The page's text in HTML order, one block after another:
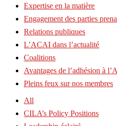
Expertise en la matière
Engagement des parties
Relations publiques
L’ACAI dans l’actualité
Coalitions
Avantages de l’adhésion à
Pleins feux sur nos membres
All
CILA’s Policy Positions